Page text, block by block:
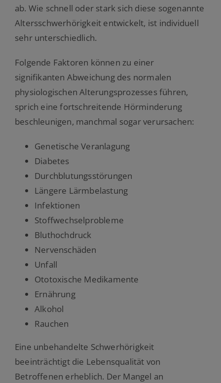
ab. Wie schnell oder stark sich diese sogenannte
Altersschwerhörigkeit entwickelt, ist individuell
sehr unterschiedlich.
Folgende Faktoren können zu einer
signifikanten Abweichung des normalen
physiologischen Alterungsprozesses führen,
sprich eine fortschreitende Hörminderung
beschleunigen, manchmal sogar verursachen:
Genetische Veranlagung
Diabetes
Durchblutungsstörungen
Längere Lärmbelastung
Infektionen
Stoffwechselprobleme
Bluthochdruck
Nervenschäden
Unfall
Ototoxische Medikamente
Ernährung
Alkohol
Rauchen
Eine unbehandelte Schwerhörigkeit
beeinträchtigt die Lebensqualität von
Betroffenen erheblich. Der Mangel an